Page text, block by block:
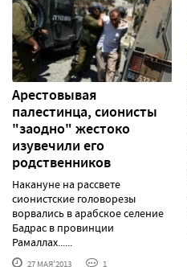
Арестовывая
палестинца, сионисты
"заодно" жестоко
изувечили его
родственников
Накануне на рассвете
сионистские головорезы
ворвались в арабское селение
Бадрас в провинции
Рамаллах......
27 МАЯ'2013 1